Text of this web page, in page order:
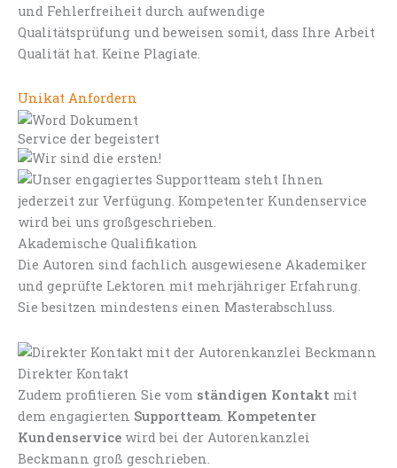
und Fehlerfreiheit durch aufwendige
Qualitätsprüfung und beweisen somit, dass Ihre Arbeit
Qualität hat. Keine Plagiate.
Unikat Anfordern
Service der begeistert
Akademische Qualifikation
Die Autoren sind fachlich ausgewiesene Akademiker
und geprüfte Lektoren mit mehrjähriger Erfahrung.
Sie besitzen mindestens einen Masterabschluss.
Direkter Kontakt
Zudem profitieren Sie vom ständigen Kontakt mit
dem engagierten Supportteam. Kompetenter
Kundenservice wird bei der Autorenkanzlei
Beckmann groß geschrieben.